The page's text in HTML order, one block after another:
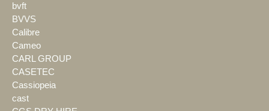
bvft
BVVS
Calibre
Cameo
CARL GROUP
CASETEC
Cassiopeia
cast